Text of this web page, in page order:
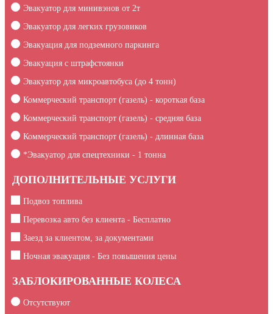
Эвакуатор для минивэнов от 2т
Эвакуатор для легких грузовиков
Эвакуация для подземного паркинга
Эвакуация c штрафстоянки
Эвакуатор для микроавтобуса (до 4 тонн)
Коммерческий транспорт (газель) - короткая база
Коммерческий транспорт (газель) - средняя база
Коммерческий транспорт (газель) - длинная база
*Эвакуатор для спецтехники - 1 тонна
ДОПОЛНИТЕЛЬНЫЕ УСЛУГИ
Подвоз топлива
Перевозка авто без клиента - Бесплатно
Заезд за клиентом, за документами
Ночная эвакуация - Без повышения цены
ЗАБЛОКИРОВАННЫЕ КОЛЕСА
Отсутствуют